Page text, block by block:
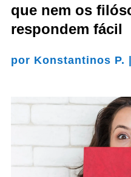
que nem os
respondem fácil
por Konstantinos P. |